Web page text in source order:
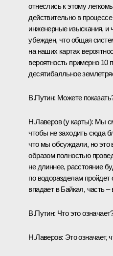
отнеслись к этому
действительно в
инженерные изыскания, и
убежден, что общая
на наших картах
вероятность примерно 10
десятибалльное
В.Путин: Можете
Н.Лаверов (у карты): Мы
чтобы не заходить сюда
что мы обсуждали, но это
образом полностью
не длиннее, расстояние
по водоразделам пройдет
впадает в Байкал, часть
В.Путин: Что это
Н.Лаверов: Это означает,